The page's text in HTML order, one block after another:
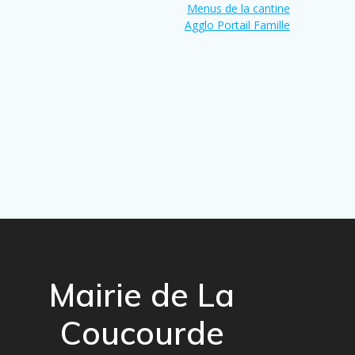
Menus de la cantine
Agglo Portail Famille
Mairie de La
Coucourde